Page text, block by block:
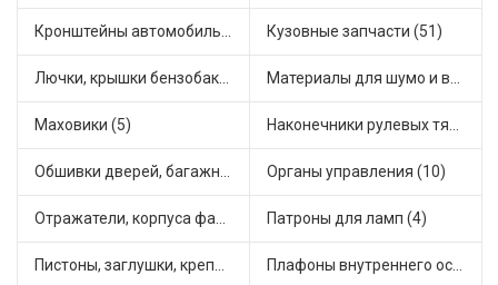
Кронштейны автомобильные (11) Кузовные запчасти (51)
Лючки, крышки бензобака (3) Материалы для шумо и виброизоляции (1)
Маховики (5) Наконечники рулевых тяг (18)
Обшивки дверей, багажника, потолков, накладки салона (5) Органы управления (10)
Отражатели, корпуса фар и фонарей (1) Патроны для ламп (4)
Пистоны, заглушки, крепежные элементы (7) Плафоны внутреннего освещения (1)